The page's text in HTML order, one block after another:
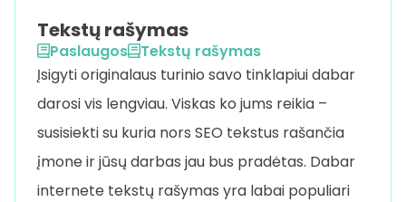
Tekstų rašymas
Paslaugos
Tekstų rašymas
Įsigyti originalaus turinio savo tinklapiui dabar
darosi vis lengviau. Viskas ko jums reikia –
susisiekti su kuria nors SEO tekstus rašančia
įmone ir jūsų darbas jau bus pradėtas. Dabar
internete tekstų rašymas yra labai populiari